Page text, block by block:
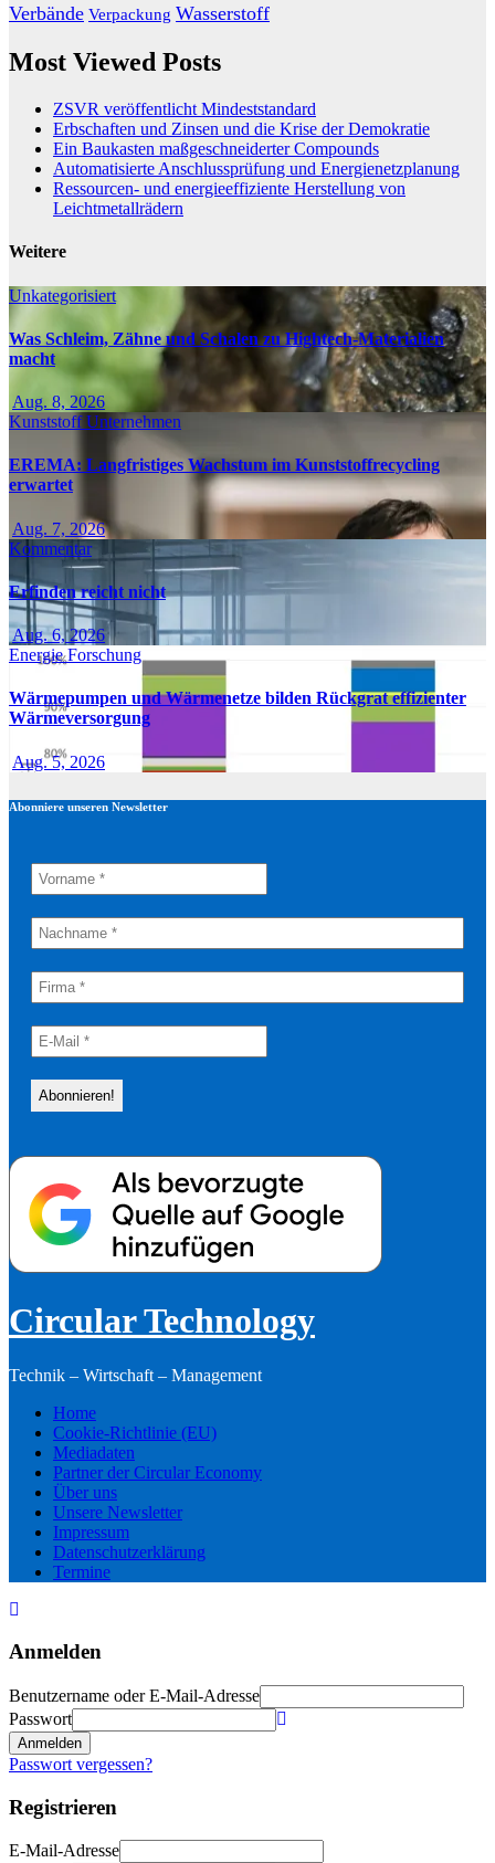
Verbände Verpackung Wasserstoff
Most Viewed Posts
ZSVR veröffentlicht Mindeststandard
Erbschaften und Zinsen und die Krise der Demokratie
Ein Baukasten maßgeschneiderter Compounds
Automatisierte Anschlussprüfung und Energienetzplanung
Ressourcen- und energieeffiziente Herstellung von
Leichtmetallrädern
Weitere
Unkategorisiert
Was Schleim, Zähne und Schalen zu Hightech-Materialien
macht
Aug. 8, 2026
KunststoffUnternehmen
EREMA: Langfristiges Wachstum im Kunststoffrecycling
erwartet
Aug. 7, 2026
Kommentar
Erfinden reicht nicht
Aug. 6, 2026
EnergieForschung
Wärmepumpen und Wärmenetze bilden Rückgrat effizienter
Wärmeversorgung
Aug. 5, 2026
Abonniere unseren Newsletter
Circular Technology
Technik – Wirtschaft – Management
Home
Cookie-Richtlinie (EU)
Mediadaten
Partner der Circular Economy
Über uns
Unsere Newsletter
Impressum
Datenschutzerklärung
Termine
Anmelden
Benutzername oder E-Mail-Adresse
Passwort
Anmelden
Passwort vergessen?
Registrieren
E-Mail-Adresse